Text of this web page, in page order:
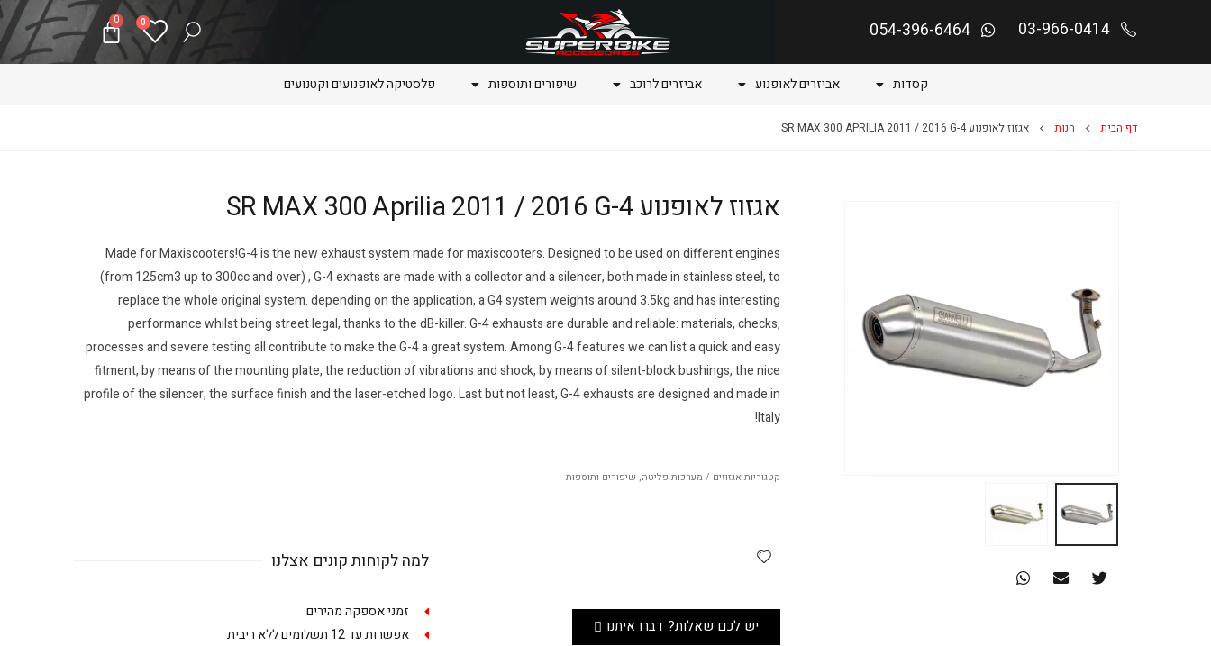
03-966-0414
054-396-6464
0
0
קסדות אביזרים לאופנוע אביזרים לרוכב שיפורים ותוספות פלסטיקה לאופנועים וקטנועים
דף הבית חנות אגזוז לאופנוע SR MAX 300 APRILIA 2011 / 2016 G-4
אגזוז לאופנוע SR MAX 300 Aprilia 2011 / 2016 G-4
Made for Maxiscooters!G-4 is the new exhaust system made for maxiscooters. Designed to be used on different engines
(from 125cm3 up to 300cc and over) , G-4 exhasts are made with a collector and a silencer, both made in stainless steel, to
replace the whole original system. depending on the application, a G4 system weights around 3.5kg and has interesting
performance whilst being street legal, thanks to the dB-killer. G-4 exhausts are durable and reliable: materials, checks,
processes and severe testing all contribute to make the G-4 a great system. Among G-4 features we can list a quick and easy
fitment, by means of the mounting plate, the reduction of vibrations and shock, by means of silent-block bushings, the nice
profile of the silencer, the surface finish and the laser-etched logo. Last but not least, G-4 exhausts are designed and made in
Italy!
קטגוריותאגזוזים / מערכות פליטה, שיפורים ותוספות
יש לכם שאלות? דברו איתנו
למה לקוחות קונים אצלנו
זמני אספקה מהירים
אפשרות עד 12 תשלומים ללא ריבית